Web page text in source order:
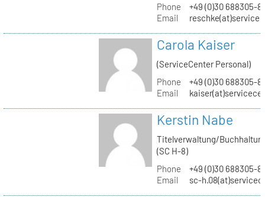
Phone
+49 (0)30 688305-
Email
Carola Kaiser
(ServiceCenter Personal)
Phone
+49 (0)30 688305-
Email
Kerstin Nabe
Titelverwaltung/
(SC H-8)
Phone
+49 (0)30 688305-
Email
sc-